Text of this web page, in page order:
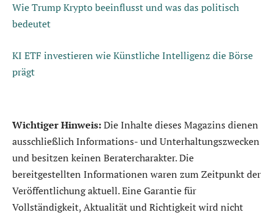
Wie Trump Krypto beeinflusst und was das politisch
bedeutet
KI ETF investieren wie Künstliche Intelligenz die Börse
prägt
Wichtiger Hinweis:Die Inhalte dieses Magazins dienen
ausschließlich Informations- und Unterhaltungszwecken
und besitzen keinen Beratercharakter. Die
bereitgestellten Informationen waren zum Zeitpunkt der
Veröffentlichung aktuell. Eine Garantie für
Vollständigkeit, Aktualität und Richtigkeit wird nicht